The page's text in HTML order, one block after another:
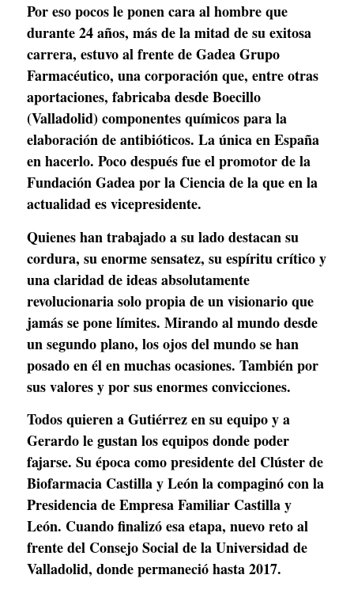
Por eso pocos le ponen cara al hombre que
durante 24 años, más de la mitad de su exitosa
carrera, estuvo al frente de Gadea Grupo
Farmacéutico, una corporación que, entre otras
aportaciones, fabricaba desde Boecillo
(Valladolid) componentes químicos para la
elaboración de antibióticos. La única en España
en hacerlo. Poco después fue el promotor de la
Fundación Gadea por la Ciencia de la que en la
actualidad es vicepresidente.
Quienes han trabajado a su lado destacan su
cordura, su enorme sensatez, su espíritu crítico y
una claridad de ideas absolutamente
revolucionaria solo propia de un visionario que
jamás se pone límites. Mirando al mundo desde
un segundo plano, los ojos del mundo se han
posado en él en muchas ocasiones. También por
sus valores y por sus enormes convicciones.
Todos quieren a Gutiérrez en su equipo y a
Gerardo le gustan los equipos donde poder
fajarse. Su época como presidente del Clúster de
Biofarmacia Castilla y León la compaginó con la
Presidencia de Empresa Familiar Castilla y
León. Cuando finalizó esa etapa, nuevo reto al
frente del Consejo Social de la Universidad de
Valladolid, donde permaneció hasta 2017.